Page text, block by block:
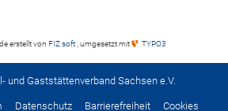
erstellt von FIZ soft , umgesetzt mit TYPO3
und Gaststättenverband Sachsen e.V.
Datenschutz Barrierefreiheit Cookies